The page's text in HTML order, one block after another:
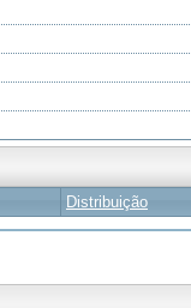
Distribuição